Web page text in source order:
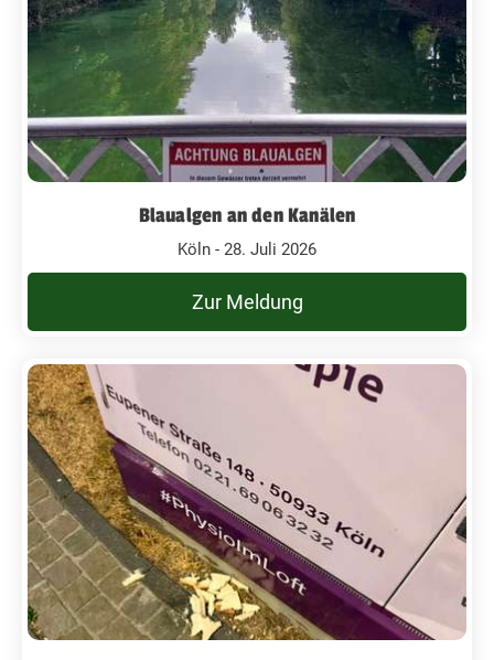
Blaualgen an den Kanälen
Köln - 28. Juli 2026
Zur Meldung